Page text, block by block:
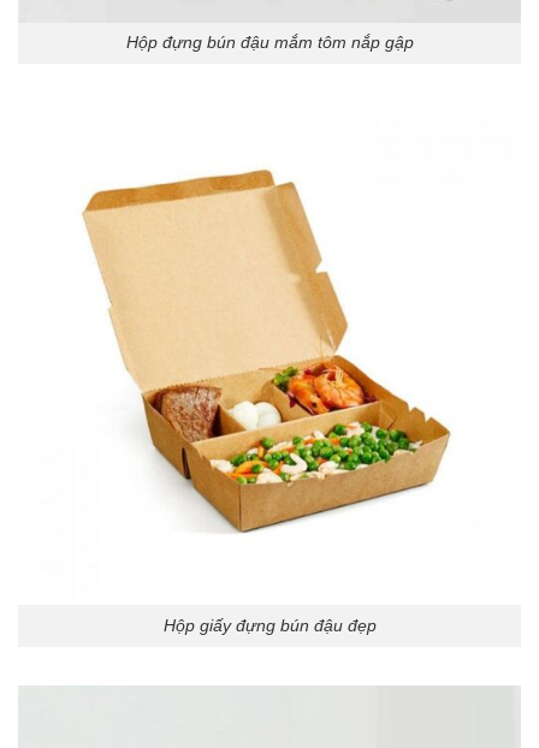
Hộp đựng bún đậu mắm tôm nắp gập
Hộp giấy đựng bún đậu đẹp